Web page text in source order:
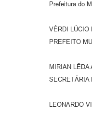
Prefeitura do
VÉRDI LÚCIO
PREFEITO
MIRIAN LÊDA
SECRETÁRIA
LEONARDO